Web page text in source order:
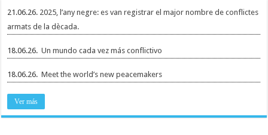
21.06.26. 2025, l’any negre: es van registrar el major nombre de conflictes
armats de la dècada.
18.06.26.Un mundo cada vez más conflictivo
18.06.26.Meet the world’s new peacemakers
Ver más